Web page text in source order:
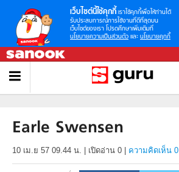
เว็บไซต์นี้ใช้คุกกี้ เราใช้คุกกี้เพื่อให้ท่านได้
รับประสบการณ์การใช้งานที่ดีที่สุดบน
เว็บไซต์ของเรา โปรดศึกษาเพิ่มเติมที่
นโยบายความเป็นส่วนตัว และ นโยบายคุกกี้
Earle Swensen
10 เม.ย 57 09.44 น. เปิดอ่าน 0 ความคิดเห็น 0